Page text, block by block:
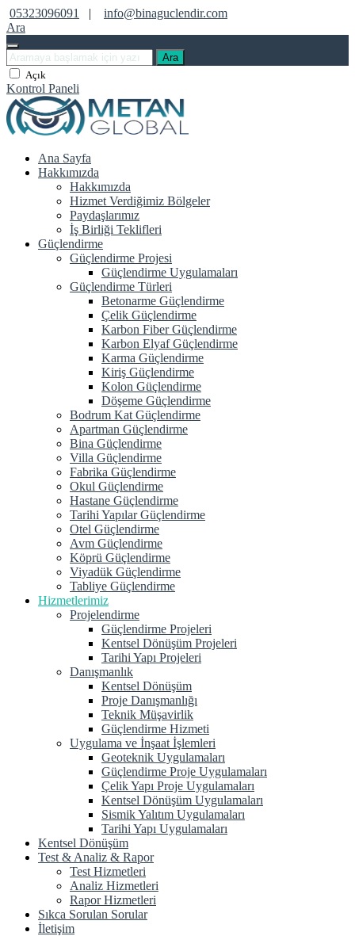
05323096091 |
info@binaguclendir.com
Ara
Ara
Açık
Kontrol Paneli
Ana Sayfa
Hakkımızda
Hakkımızda
Hizmet Verdiğimiz Bölgeler
Paydaşlarımız
İş Birliği Teklifleri
Güçlendirme
Güçlendirme Projesi
Güçlendirme Uygulamaları
Güçlendirme Türleri
Betonarme Güçlendirme
Çelik Güçlendirme
Karbon Fiber Güçlendirme
Karbon Elyaf Güçlendirme
Karma Güçlendirme
Kiriş Güçlendirme
Kolon Güçlendirme
Döşeme Güçlendirme
Bodrum Kat Güçlendirme
Apartman Güçlendirme
Bina Güçlendirme
Villa Güçlendirme
Fabrika Güçlendirme
Okul Güçlendirme
Hastane Güçlendirme
Tarihi Yapılar Güçlendirme
Otel Güçlendirme
Avm Güçlendirme
Köprü Güçlendirme
Viyadük Güçlendirme
Tabliye Güçlendirme
Hizmetlerimiz
Projelendirme
Güçlendirme Projeleri
Kentsel Dönüşüm Projeleri
Tarihi Yapı Projeleri
Danışmanlık
Kentsel Dönüşüm
Proje Danışmanlığı
Teknik Müşavirlik
Güçlendirme Hizmeti
Uygulama ve İnşaat İşlemleri
Geoteknik Uygulamaları
Güçlendirme Proje Uygulamaları
Çelik Yapı Proje Uygulamaları
Kentsel Dönüşüm Uygulamaları
Sismik Yalıtım Uygulamaları
Tarihi Yapı Uygulamaları
Kentsel Dönüşüm
Test & Analiz & Rapor
Test Hizmetleri
Analiz Hizmetleri
Rapor Hizmetleri
Sıkca Sorulan Sorular
İletişim